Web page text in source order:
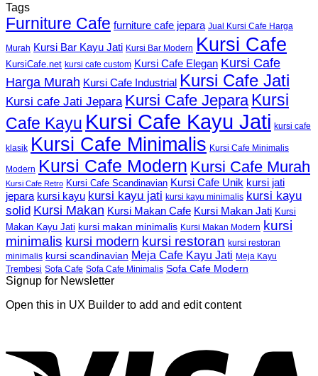
Tags
Furniture Cafe furniture cafe jepara Jual Kursi Cafe Harga
Murah Kursi Bar Kayu Jati Kursi Bar Modern Kursi Cafe
KursiCafe.net kursi cafe custom Kursi Cafe Elegan Kursi Cafe
Harga Murah Kursi Cafe Industrial Kursi Cafe Jati
Kursi cafe Jati Jepara Kursi Cafe Jepara Kursi
Cafe Kayu Kursi Cafe Kayu Jati kursi cafe
klasik Kursi Cafe Minimalis Kursi Cafe Minimalis
Modern Kursi Cafe Modern Kursi Cafe Murah
Kursi Cafe Retro Kursi Cafe Scandinavian Kursi Cafe Unik kursi jati
jepara kursi kayu kursi kayu jati kursi kayu minimalis kursi kayu
solid Kursi Makan Kursi Makan Cafe Kursi Makan Jati Kursi
Makan Kayu Jati kursi makan minimalis Kursi Makan Modern kursi
minimalis kursi modern kursi restoran kursi restoran
minimalis kursi scandinavian Meja Cafe Kayu Jati Meja Kayu
Trembesi Sofa Cafe Sofa Cafe Minimalis Sofa Cafe Modern
Signup for Newsletter
Open this in UX Builder to add and edit content